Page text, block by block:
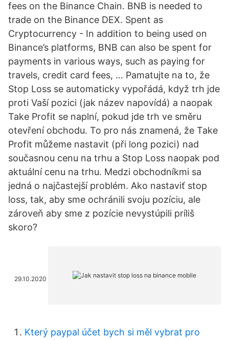
fees on the Binance Chain. BNB is needed to
trade on the Binance DEX. Spent as
Cryptocurrency - In addition to being used on
Binance’s platforms, BNB can also be spent for
payments in various ways, such as paying for
travels, credit card fees, … Pamatujte na to, že
Stop Loss se automaticky vypořádá, když trh jde
proti Vaší pozici (jak název napovídá) a naopak
Take Profit se naplní, pokud jde trh ve směru
otevření obchodu. To pro nás znamená, že Take
Profit můžeme nastavit (při long pozici) nad
současnou cenu na trhu a Stop Loss naopak pod
aktuální cenu na trhu. Medzi obchodníkmi sa
jedná o najčastejší problém. Ako nastaviť stop
loss, tak, aby sme ochránili svoju pozíciu, ale
zároveň aby sme z pozície nevystúpili príliš
skoro?
29.10.2020
Který paypal účet bych si měl vybrat pro